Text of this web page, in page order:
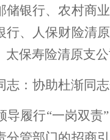
储银行、农村商
行、人保财险清
太保寿险清原支
志：协助杜渐同
导履行“一岗双责